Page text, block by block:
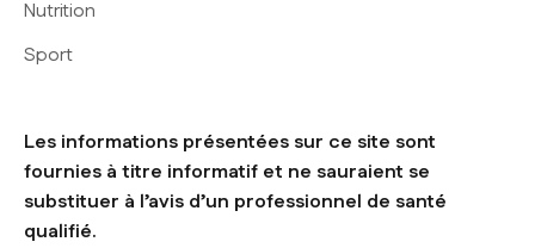
Nutrition
Sport
Les informations présentées sur ce site sont
fournies à titre informatif et ne sauraient se
substituer à l’avis d’un professionnel de santé
qualifié.